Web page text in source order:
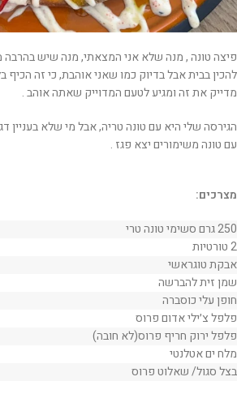
פיצה טונה , מנה שלא אני המצאתי, מנה שיש בהרבה
להכין בבית אבל בדיוק כמו שאני אוהבת, כי זה
מדייק את זה ומגיע לטעם המדוייק שאתה אוהב .
הגירסה שלי היא עם טונה טריה, אבל מי שלא בעניין
עם טונה משימורים יצא פגז .
מצרכים:
250 גרם סשימי טונה טרי
2 טורטיות
אבקת טוגראשי
שמן זית להברשה
חופן עלי כוסברה
פלפל צ׳ילי אדום פרוס
פלפל ירוק חריף פרוס(לא חובה)
מלח ים אטלנטי
בצל סגול/ שאלוט פרוס